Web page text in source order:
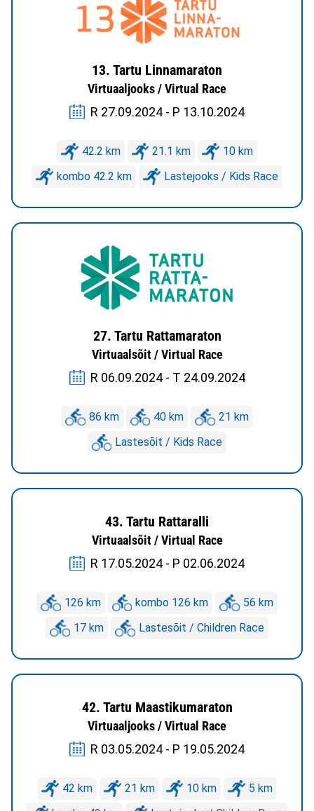
13. Tartu Linnamaraton
Virtuaaljooks / Virtual Race
R 27.09.2024 - P 13.10.2024
42.2 km 21.1 km
10 km
kombo 42.2 km
Lastejooks / Kids Race
27. Tartu Rattamaraton
Virtuaalsõit / Virtual Race
R 06.09.2024 - T 24.09.2024
86 km 40 km
21 km
Lastesõit / Kids Race
43. Tartu Rattaralli
Virtuaalsõit / Virtual Race
R 17.05.2024 - P 02.06.2024
126 km kombo 126 km
56 km
17 km
Lastesõit / Children Race
42. Tartu Maastikumaraton
Virtuaaljooks / Virtual Race
R 03.05.2024 - P 19.05.2024
42 km 21 km 10 km
5 km